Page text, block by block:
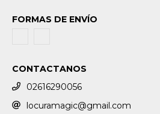
FORMAS DE ENVÍO
CONTACTANOS
02616290056
locuramagic@gmail.com